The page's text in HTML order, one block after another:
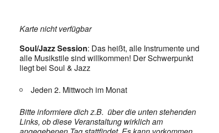
Karte nicht verfügbar
Soul/Jazz Session: Das heißt, alle Instrumente und
alle Musikstile sind willkommen! Der Schwerpunkt
liegt bei Soul & Jazz
Jeden 2. Mittwoch im Monat
Bitte informiere dich z.B. über die unten stehenden
Links, ob diese Veranstaltung wirklich am